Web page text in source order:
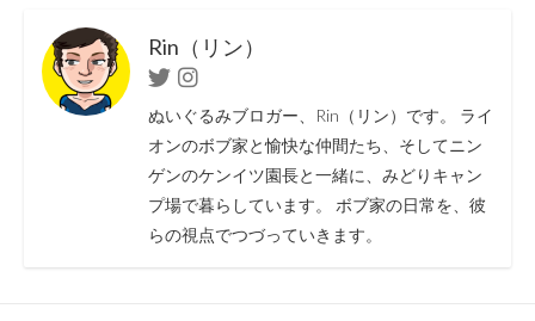
Rin（リン）
TwitterInstagram
ぬいぐるみブロガー、Rin（リン）です。 ライ
オンのボブ家と愉快な仲間たち、そしてニン
ゲンのケンイツ園長と一緒に、みどりキャン
プ場で暮らしています。 ボブ家の日常を、彼
らの視点でつづっていきます。